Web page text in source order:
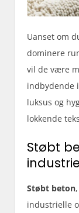
Uanset om
dominere
vil de være
indbydende
luksus og
lokkende
Støbt
Støbt beton
industrielle